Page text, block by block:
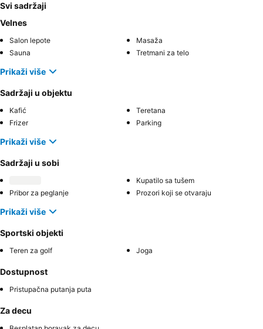
Svi sadržaji
Velnes
Salon lepote
Masaža
Sauna
Tretmani za telo
Prikaži više
Sadržaji u objektu
Kafić
Teretana
Frizer
Parking
Prikaži više
Sadržaji u sobi
Kupatilo sa tušem
Pribor za peglanje
Prozori koji se otvaraju
Prikaži više
Sportski objekti
Teren za golf Joga
Dostupnost
Pristupačna putanja puta
Za decu